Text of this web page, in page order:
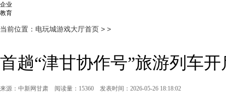
企业
教育
当前位置： 电玩城游戏大厅首页 > >
首趟“津甘协作号”旅游列车
来源：中新网甘肃 阅读量：15360 发表时间：2026-05-26 18:18:02